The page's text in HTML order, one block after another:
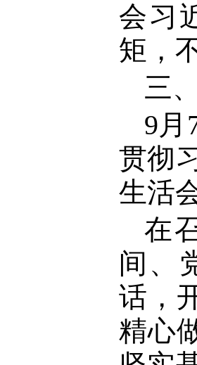
会习
矩，
三
9月
贯彻
生活
在
间、
话，
精心